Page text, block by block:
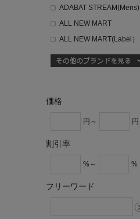
ADABAT STREAM(Mens)
ALL NEW MART
ALL NEW MART(Label）
価格
円～ 円
割引率
%～ %
フリーワード